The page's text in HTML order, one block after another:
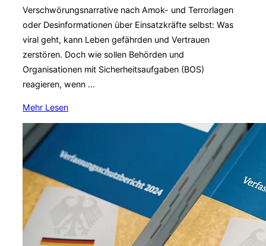
Verschwörungsnarrative nach Amok- und Terrorlagen
oder Desinformationen über Einsatzkräfte selbst: Was
viral geht, kann Leben gefährden und Vertrauen
zerstören. Doch wie sollen Behörden und
Organisationen mit Sicherheitsaufgaben (BOS)
reagieren, wenn …
Mehr über
„Zwischen
Gerücht
Gegenmaßnahme
–
Sicherheitsbehörden
auf
Lesen